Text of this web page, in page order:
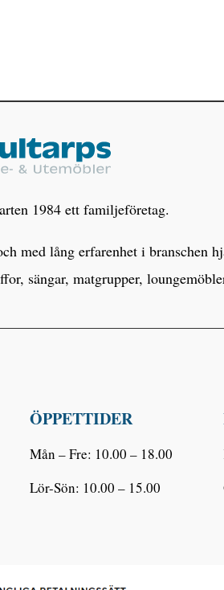
1984 ett familjeföretag.
med lång erfarenhet i branschen
sängar, matgrupper,
ÖPPETTIDER
Mån – Fre: 10.00 – 18.00
Lör-Sön: 10.00 – 15.00